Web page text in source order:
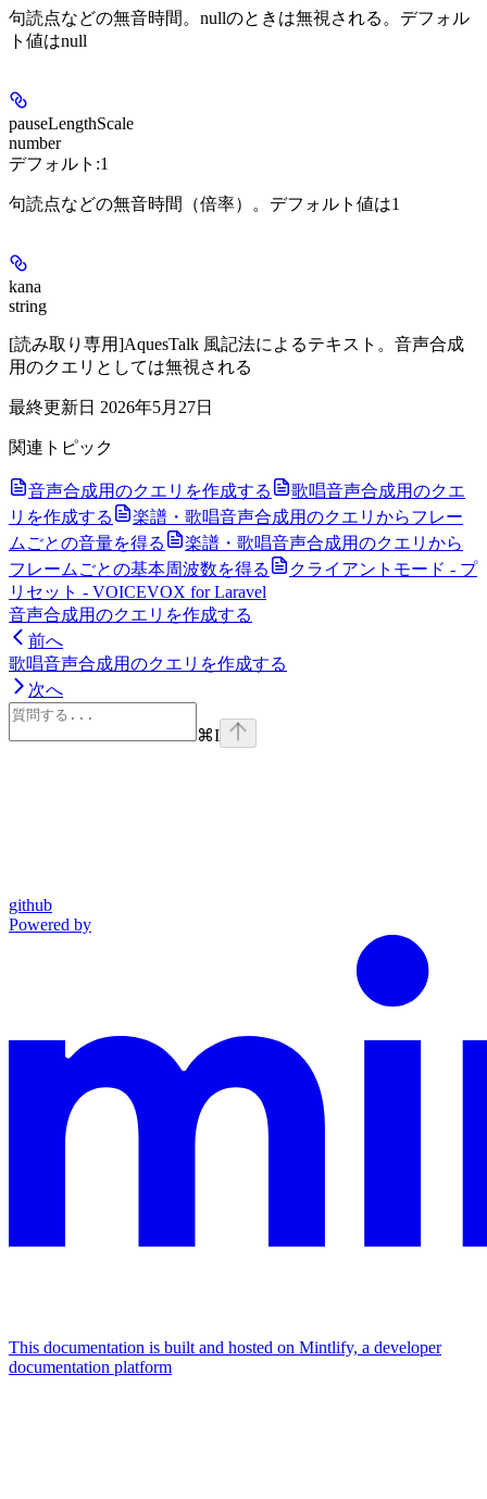
句読点などの無音時間。nullのときは無視される。デフォル
ト値はnull
pauseLengthScale
number
デフォルト:1
句読点などの無音時間（倍率）。デフォルト値は1
kana
string
[読み取り専用]AquesTalk 風記法によるテキスト。音声合成
用のクエリとしては無視される
最終更新日 2026年5月27日
関連トピック
音声合成用のクエリを作成する
歌唱音声合成用のクエ
リを作成する
楽譜・歌唱音声合成用のクエリからフレー
ムごとの音量を得る
楽譜・歌唱音声合成用のクエリから
フレームごとの基本周波数を得る
クライアントモード - プ
リセット - VOICEVOX for Laravel
音声合成用のクエリを作成する
前へ
歌唱音声合成用のクエリを作成する
次へ
⌘I
github
Powered by
This documentation is built and hosted on Mintlify, a developer
documentation platform